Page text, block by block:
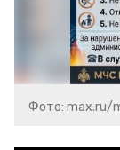
Фото: max.ru/